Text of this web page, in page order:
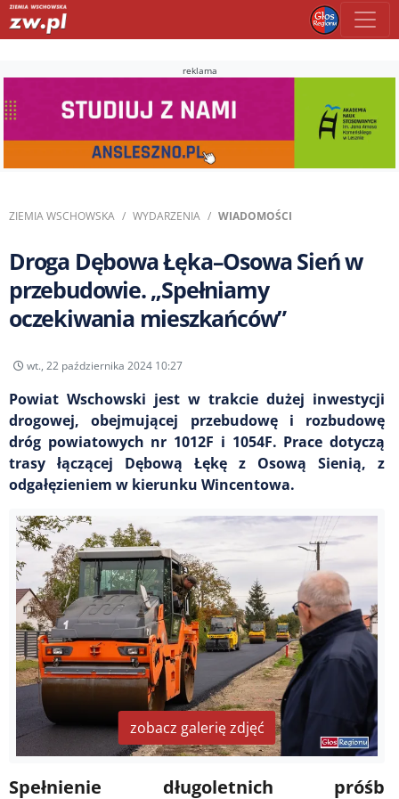
reklama
ZIEMIA WSCHOWSKA WYDARZENIA WIADOMOŚCI
Droga Dębowa Łęka–Osowa Sień w
przebudowie. „Spełniamy
oczekiwania mieszkańców”
wt., 22 października 2024 10:27
Powiat Wschowski jest w trakcie dużej inwestycji
drogowej, obejmującej przebudowę i rozbudowę
dróg powiatowych nr 1012F i 1054F. Prace dotyczą
trasy łączącej Dębową Łękę z Osową Sienią, z
odgałęzieniem w kierunku Wincentowa.
zobacz galerię zdjęć
Spełnienie długoletnich próśb